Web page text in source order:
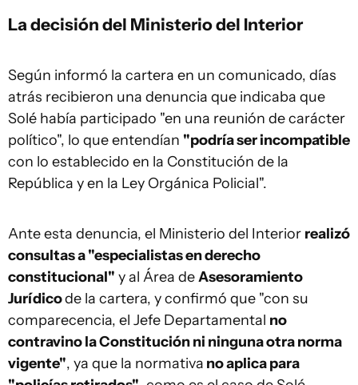
La decisión del Ministerio del Interior
Según informó la cartera en un comunicado, días
atrás recibieron una denuncia que indicaba que
Solé había participado "en una reunión de carácter
político", lo que entendían "podría ser incompatible
con lo establecido en la Constitución de la
República y en la Ley Orgánica Policial".
Ante esta denuncia, el Ministerio del Interior realizó
consultas a "especialistas en derecho
constitucional" y al Área deAsesoramiento
Jurídicode la cartera, y confirmó que "con su
comparecencia, el Jefe Departamental no
contravino la Constitución ni ninguna otra norma
vigente", ya que la normativa no aplica para